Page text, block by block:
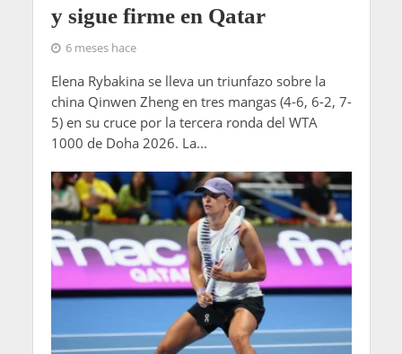
y sigue firme en Qatar
6 meses hace
Elena Rybakina se lleva un triunfazo sobre la
china Qinwen Zheng en tres mangas (4-6, 6-2, 7-
5) en su cruce por la tercera ronda del WTA
1000 de Doha 2026. La...